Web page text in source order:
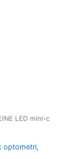
LED mini-c
optometri,